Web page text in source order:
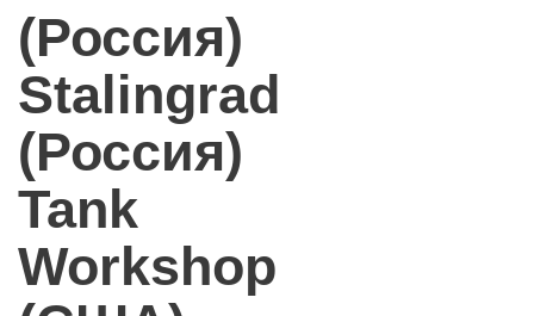
(Россия)
Stalingrad
(Россия)
Tank
Workshop